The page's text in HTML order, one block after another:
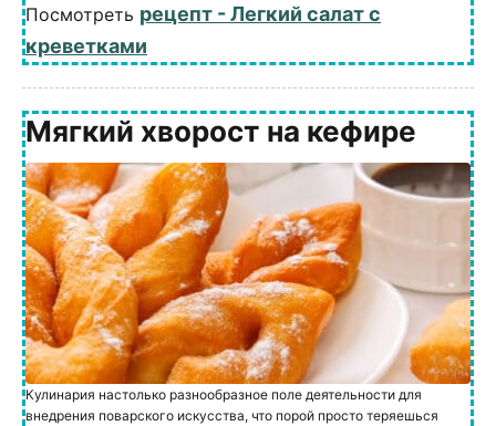
Посмотреть рецепт - Легкий салат с
креветками
Мягкий хворост на кефире
Кулинария настолько разнообразное поле деятельности для
внедрения поварского искусства, что порой просто теряешься